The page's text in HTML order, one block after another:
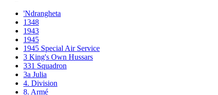
'Ndrangheta
1348
1943
1945
1945 Special Air Service
3 King's Own Hussars
331 Squadron
3a Julia
4. Division
8. Armé